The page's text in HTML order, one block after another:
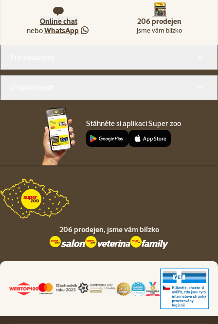
Online chat
neboWhatsApp
206 prodejen
jsme vám blízko
Stáhněte si aplikaci Super zoo
206 prodejen, jsme vám blízko